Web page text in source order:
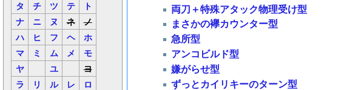
タ
チ ツ テ
ト
ナ
ニ ヌ ネ
ノ
ハ
ヒ フ ヘ
ホ
マ
ミ ム メ
モ
ヤ
ユ
ヨ
ラ
リ ル レ
ロ
両刀＋特殊アタック物理受け型
まさかの襷カウンター型
急所型
アンコビルド型
嫌がらせ型
ずっとカイリキーのターン型